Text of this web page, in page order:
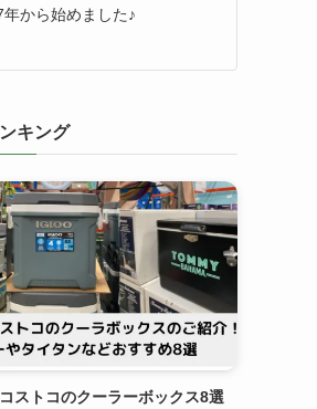
から始めました♪
キング
ストコのクーラーボックス8選